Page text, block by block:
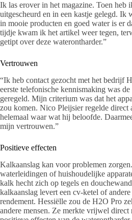
Ik las erover in het magazine. Toen heb
uitgescheurd en in een kastje gelegd. Ik
in mooie producten en goed water is er
tijdje kwam ik het artikel weer tegen,
getipt over deze waterontharder.”
Vertrouwen
“Ik heb contact gezocht met het bedrijf
eerste telefonische kennismaking was
geregeld. Mijn criterium was dat het
zou komen. Nico Pleijsier regelde direct
helemaal waar wat hij beloofde.
mijn vertrouwen.”
Positieve effecten
Kalkaanslag kan voor problemen
waterleidingen of huishoudelijke
kalk hecht zich op tegels en
kalkaanslag levert een cv-ketel of
rendement. Hessiëlle zou de H2O Pro
andere mensen. Ze merkte vrijwel direct